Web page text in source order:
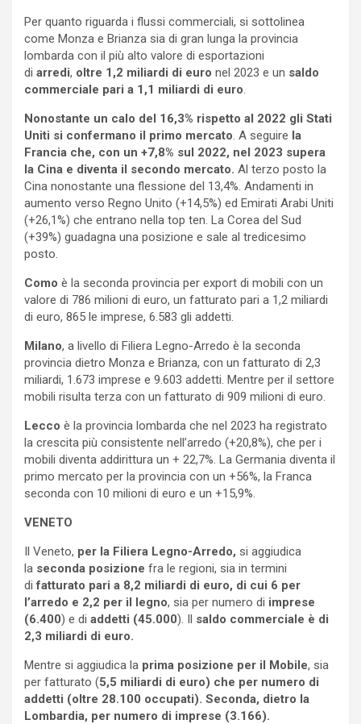
Per quanto riguarda i flussi commerciali, si sottolinea
come Monza e Brianza sia di gran lunga la provincia
lombarda con il più alto valore di esportazioni
di arredi, oltre 1,2 miliardi di euro nel 2023 e un saldo
commerciale pari a 1,1 miliardi di euro.
Nonostante un calo del 16,3% rispetto al 2022 gli Stati
Uniti si confermano il primo mercato. A seguire la
Francia che, con un +7,8% sul 2022, nel 2023 supera
la Cina e diventa il secondo mercato. Al terzo posto la
Cina nonostante una flessione del 13,4%. Andamenti in
aumento verso Regno Unito (+14,5%) ed Emirati Arabi Uniti
(+26,1%) che entrano nella top ten. La Corea del Sud
(+39%) guadagna una posizione e sale al tredicesimo
posto.
Como è la seconda provincia per export di mobili con un
valore di 786 milioni di euro, un fatturato pari a 1,2 miliardi
di euro, 865 le imprese, 6.583 gli addetti.
Milano, a livello di Filiera Legno-Arredo è la seconda
provincia dietro Monza e Brianza, con un fatturato di 2,3
miliardi, 1.673 imprese e 9.603 addetti. Mentre per il settore
mobili risulta terza con un fatturato di 909 milioni di euro.
Lecco è la provincia lombarda che nel 2023 ha registrato
la crescita più consistente nell’arredo (+20,8%), che per i
mobili diventa addirittura un + 22,7%. La Germania diventa il
primo mercato per la provincia con un +56%, la Franca
seconda con 10 milioni di euro e un +15,9%.
VENETO
Il Veneto, per la Filiera Legno-Arredo, si aggiudica
la seconda posizione fra le regioni, sia in termini
difatturato pari a 8,2 miliardi di euro, di cui 6 per
l’arredo e 2,2 per il legno, sia per numero di imprese
(6.400) e di addetti (45.000). Il saldo commerciale è di
2,3 miliardi di euro.
Mentre si aggiudica la prima posizione per il Mobile, sia
per fatturato (5,5 miliardi di euro) che per numero di
addetti (oltre 28.100 occupati). Seconda, dietro la
Lombardia, per numero di imprese (3.166).